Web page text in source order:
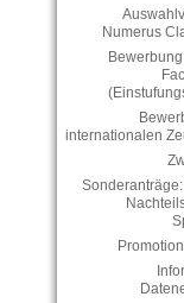
Numerus
internationalen